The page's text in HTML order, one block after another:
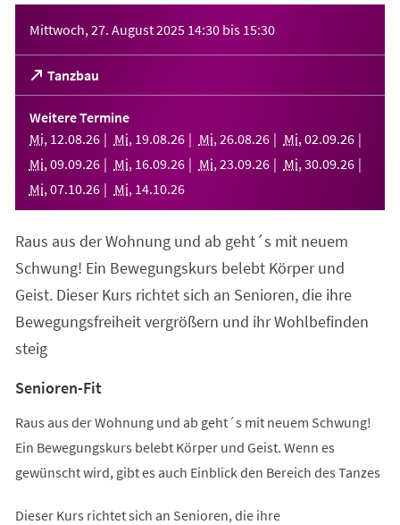
Mittwoch, 27. August 2025 14:30 bis 15:30
Tanzbau
(Öffnet
in
einem
neuen
Tab)
Weitere Termine
Mi, 12.08.26 Mi, 19.08.26 Mi, 26.08.26 Mi, 02.09.26
Mi, 09.09.26 Mi, 16.09.26 Mi, 23.09.26 Mi, 30.09.26
Mi, 07.10.26 Mi, 14.10.26
Raus aus der Wohnung und ab geht´s mit neuem
Schwung! Ein Bewegungskurs belebt Körper und
Geist. Dieser Kurs richtet sich an Senioren, die ihre
Bewegungsfreiheit vergrößern und ihr Wohlbefinden
steig
Senioren-Fit
Raus aus der Wohnung und ab geht´s mit neuem Schwung!
Ein Bewegungskurs belebt Körper und Geist. Wenn es
gewünscht wird, gibt es auch Einblick den Bereich des Tanzes
Dieser Kurs richtet sich an Senioren, die ihre